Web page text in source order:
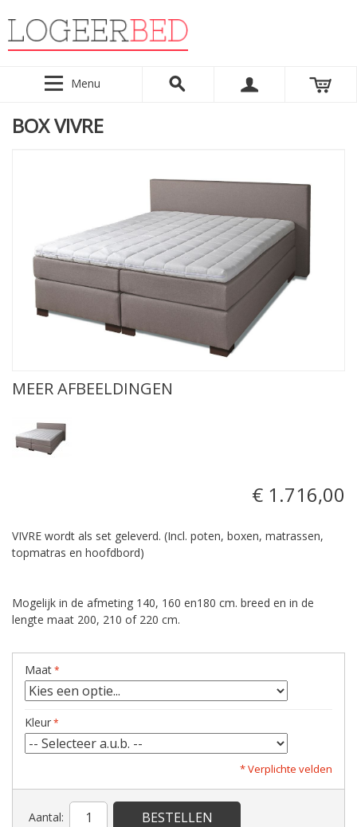
Menu
BOX VIVRE
MEER AFBEELDINGEN
€ 1.716,00
VIVRE wordt als set geleverd. (Incl. poten, boxen, matrassen,
topmatras en hoofdbord)
Mogelijk in de afmeting 140, 160 en180 cm. breed en in de
lengte maat 200, 210 of 220 cm.
Maat
Kleur
* Verplichte velden
Aantal: BESTELLEN